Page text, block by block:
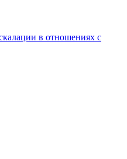
в отношениях с